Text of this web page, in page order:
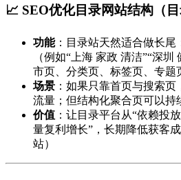
📈 SEO优化目录网站结构（目
功能：目录站天然适合做长尾
（例如“上海 家政 清洁”“深
市页、分类页、标签页、专题
场景 ：如果只靠首页与搜索
流量；但结构化聚合页可以持
价值 ：让目录平台从“依赖投
量复利增长”，长期降低获客
站）